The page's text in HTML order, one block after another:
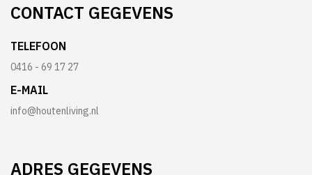
CONTACT GEGEVENS
TELEFOON
0416 - 69 17 27
E-MAIL
info@houtenliving.nl
ADRES GEGEVENS